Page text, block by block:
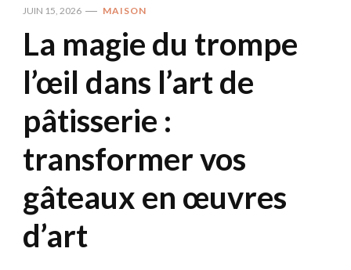
JUIN 15, 2026 MAISON
La magie du trompe
l’œil dans l’art de
pâtisserie :
transformer vos
gâteaux en œuvres
d’art